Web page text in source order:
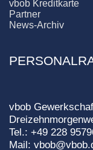
vbob Kreditkarte
Partner
News-Archiv
vbob
Tel.: +49 228
Mail: